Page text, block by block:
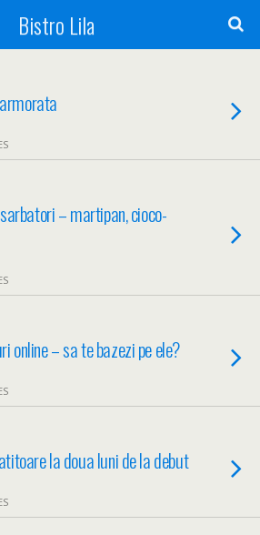
Bistro Lila
– martipan, cioco-
online – sa te bazezi pe ele?
la doua luni de la debut